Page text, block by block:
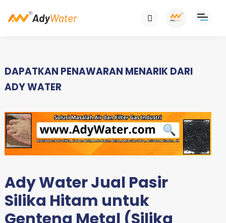
DAPATKAN PENAWARAN MENARIK DARI
ADY WATER
Ady Water Jual Pasir
Silika Hitam untuk